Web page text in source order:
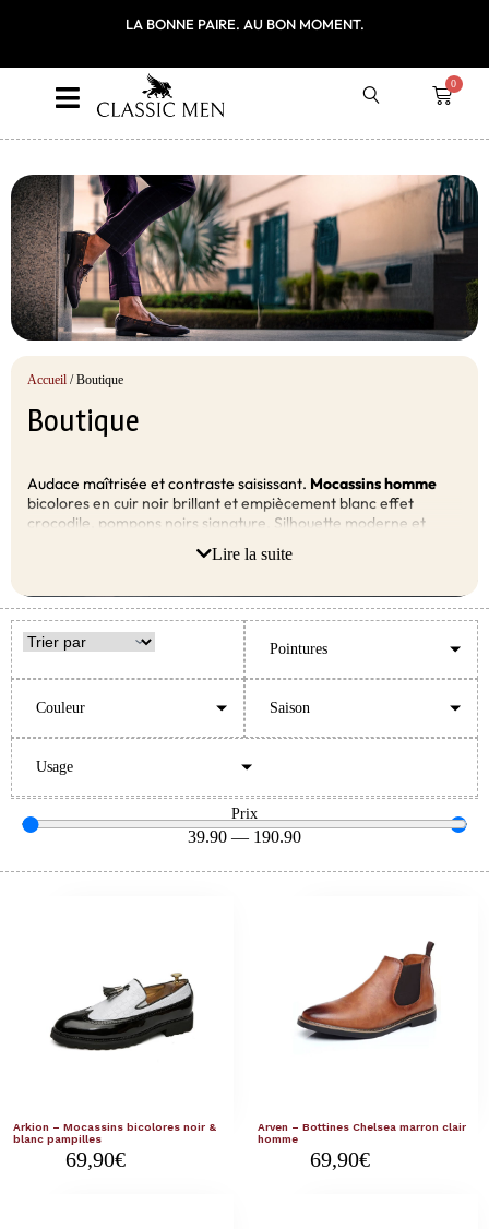
LA BONNE PAIRE. AU BON MOMENT.
0
Accueil / Boutique
Boutique
Audace maîtrisée et contraste saisissant. Mocassins homme
bicolores en cuir noir brillant et empiècement blanc effet
crocodile, pompons noirs signature. Silhouette moderne et
Parfaits pour soirées créatives, événements artistiques,
Lire la suite
Pointures
Couleur Saison
Usage
Prix
39.90 — 190.90
Arkion – Mocassins bicolores noir &
blanc pampilles
69,90€
Arven – Bottines Chelsea marron clair
homme
69,90€